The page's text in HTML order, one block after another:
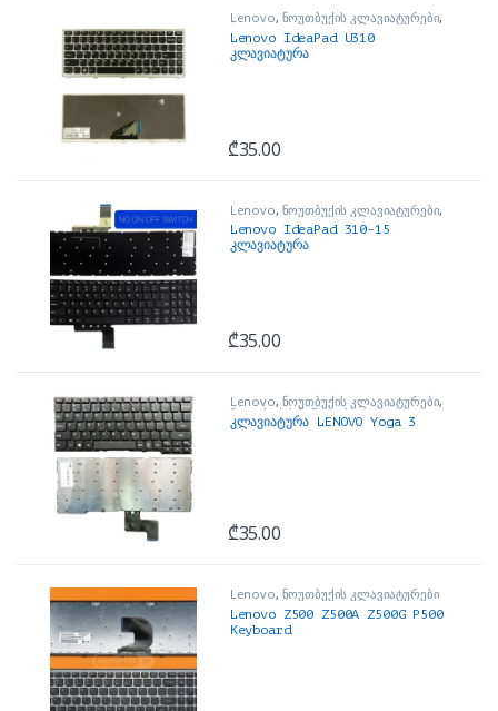
Lenovo, ნოუთბუქის კლავიატურები,
ნოუთბუქის ნაწილები და
აქსესუარები
Lenovo IdeaPad U310
კლავიატურა
₾35.00
Lenovo, ნოუთბუქის კლავიატურები,
ნოუთბუქის ნაწილები და
აქსესუარები
Lenovo IdeaPad 310-15
კლავიატურა
₾35.00
Lenovo, ნოუთბუქის კლავიატურები,
ნოუთბუქის ნაწილები და
აქსესუარები
კლავიატურა LENOVO Yoga 3
₾35.00
Lenovo, ნოუთბუქის კლავიატურები
Lenovo Z500 Z500A Z500G P500
Keyboard